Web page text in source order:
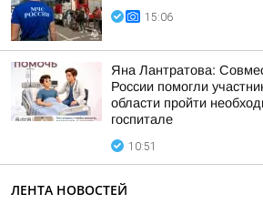
15:06
Яна Лантратова:
России помогли
области пройти
госпитале
10:51
ЛЕНТА НОВОСТЕЙ